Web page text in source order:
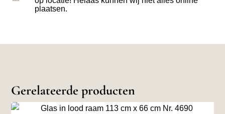
plaatsen.
Gerelateerde producten